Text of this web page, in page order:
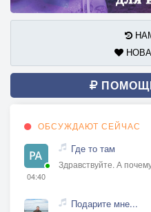
ОБСУЖДАЮТ СЕЙЧАС
04:40
Где то там
Здравствуйте. А
Подарите мне...